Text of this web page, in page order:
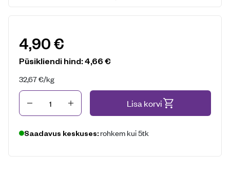
4,90€
Püsikliendi hind:4,66€
32,67€/kg
Kogus Lisa korvi
Saadavus keskuses: rohkem kui 5tk